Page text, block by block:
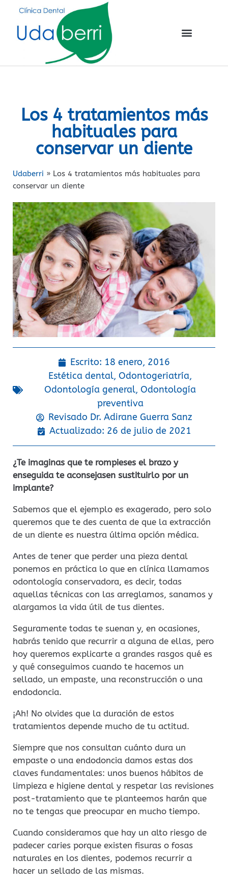
Los 4 tratamientos más
habituales para
conservar un diente
Udaberri » Los 4 tratamientos más habituales para
conservar un diente
Escrito: 18 enero, 2016
Estética dental, Odontogeriatría,
Odontología general, Odontología
preventiva
Revisado Dr. Adirane Guerra Sanz
Actualizado: 26 de julio de 2021
¿Te imaginas que te rompieses el brazo y
enseguida te aconsejasen sustituirlo por un
implante?
Sabemos que el ejemplo es exagerado, pero solo
queremos que te des cuenta de que la extracción
de un diente es nuestra última opción médica.
Antes de tener que perder una pieza dental
ponemos en práctica lo que en clínica llamamos
odontología conservadora, es decir, todas
aquellas técnicas con las arreglamos, sanamos y
alargamos la vida útil de tus dientes.
Seguramente todas te suenan y, en ocasiones,
habrás tenido que recurrir a alguna de ellas, pero
hoy queremos explicarte a grandes rasgos qué es
y qué conseguimos cuando te hacemos un
sellado, un empaste, una reconstrucción o una
endodoncia.
¡Ah! No olvides que la duración de estos
tratamientos depende mucho de tu actitud.
Siempre que nos consultan cuánto dura un
empaste o una endodoncia damos estas dos
claves fundamentales: unos buenos hábitos de
limpieza e higiene dental y respetar las revisiones
post-tratamiento que te planteemos harán que
no te tengas que preocupar en mucho tiempo.
Cuando consideramos que hay un alto riesgo de
padecer caries porque existen fisuras o fosas
naturales en los dientes, podemos recurrir a
hacer un sellado de las mismas.